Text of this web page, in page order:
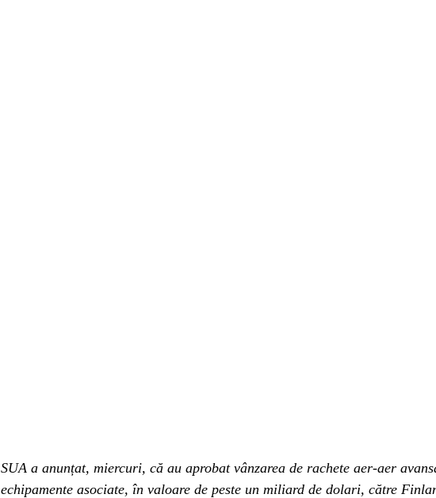
SUA a anunțat, miercuri, că au aprobat vânzarea de rachete aer-aer
echipamente asociate, în valoare de peste un miliard de dolari, către